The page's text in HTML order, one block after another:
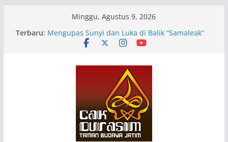
Minggu, Agustus 9, 2026
Terbaru: Pameran Lukisan Komunitas Patria Seni Rupa
Kota Blitar : Ketika “Bergerak” Menjadi Mantra
Mengupas Sunyi dan Luka di Balik “Samaleak”
Menjaga Marwah Seni dan Budaya: Catatan
Kunjungan Kerja Ir. Bambang Haryo Soekartono
(BHS) Anggota DPR RI ke Taman Budaya Jawa
Pameran Tunggal 35 Karya Agus Koecink
“Tumbang Tambang”, Ungkapan Kritis Tentang
Derita Pekerja Pertambangan